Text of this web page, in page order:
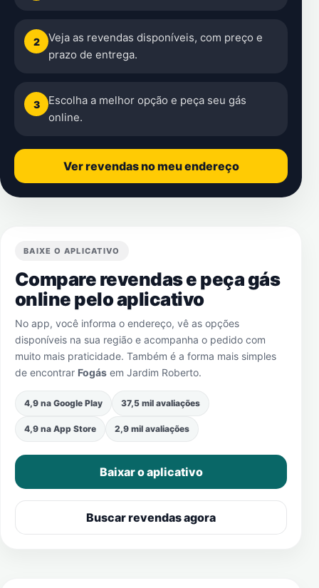
2
Veja as revendas disponíveis, com preço e
prazo de entrega.
3
Escolha a melhor opção e peça seu gás
online.
Ver revendas no meu endereço
BAIXE O APLICATIVO
Compare revendas e peça gás
online pelo aplicativo
No app, você informa o endereço, vê as opções
disponíveis na sua região e acompanha o pedido com
muito mais praticidade. Também é a forma mais simples
de encontrar Fogás em Jardim Roberto.
4,9 na Google Play 37,5 mil avaliações
4,9 na App Store 2,9 mil avaliações
Baixar o aplicativo
Buscar revendas agora